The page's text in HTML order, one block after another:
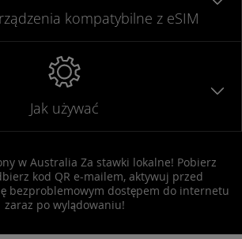
kompatybilne z eSIM
Jak używać
w Australia Za stawki lokalne! Pobierz
kod QR e-mailem, aktywuj przed
bezproblemowym dostępem do internetu
zaraz po wylądowaniu!